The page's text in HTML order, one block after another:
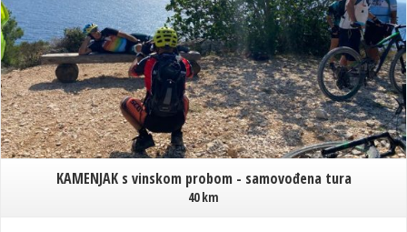
KAMENJAK s vinskom probom - samovođena tura
40 km